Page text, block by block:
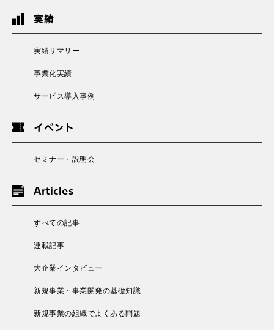
実績
実績サマリー
事業化実績
サービス導入事例
イベント
セミナー・説明会
Articles
すべての記事
連載記事
大企業インタビュー
新規事業・事業開発の基礎知識
新規事業の組織でよくある問題